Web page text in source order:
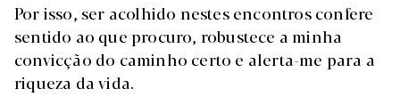
Por isso, ser acolhido nestes encontros confere
sentido ao que procuro, robustece a minha
convicção do caminho certo e alerta-me para a
riqueza da vida.